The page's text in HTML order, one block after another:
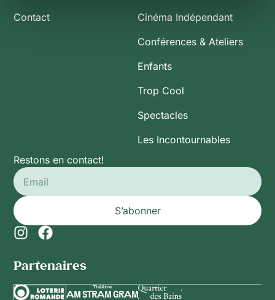
Contact
Cinéma Indépendant
Conférences & Ateliers
Enfants
Trop Cool
Spectacles
Les Incontournables
Restons en contact!
S’abonner
Partenaires​